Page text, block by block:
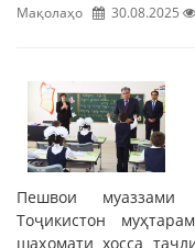
Мақолаҳо 30.08.2025
Пешвои муаззами
Тоҷикистон
шаҳомати хосса